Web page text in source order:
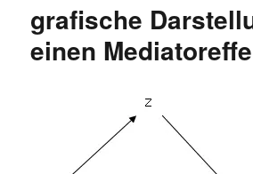
grafische
einen